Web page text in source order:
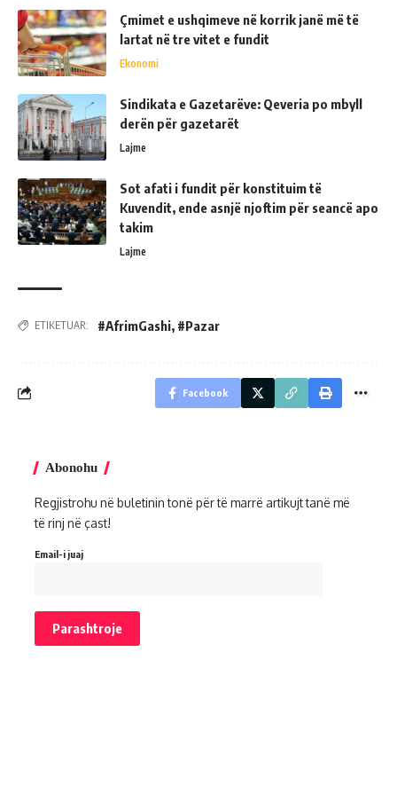
Çmimet e ushqimeve në korrik janë më të
lartat në tre vitet e fundit
Ekonomi
Sindikata e Gazetarëve: Qeveria po mbyll
derën për gazetarët
Lajme
Sot afati i fundit për konstituim të
Kuvendit, ende asnjë njoftim për seancë apo
takim
Lajme
ETIKETUAR: #AfrimGashi, #Pazar
Facebook
Abonohu
Regjistrohu në buletinin tonë për të marrë artikujt tanë më
të rinj në çast!
Email-i juaj